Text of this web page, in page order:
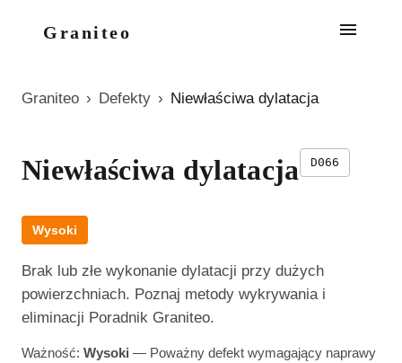
Graniteo
Graniteo › Defekty › Niewłaściwa dylatacja
Niewłaściwa dylatacja D066
Wysoki
Brak lub złe wykonanie dylatacji przy dużych
powierzchniach. Poznaj metody wykrywania i
eliminacji Poradnik Graniteo.
Ważność: Wysoki — Poważny defekt wymagający naprawy